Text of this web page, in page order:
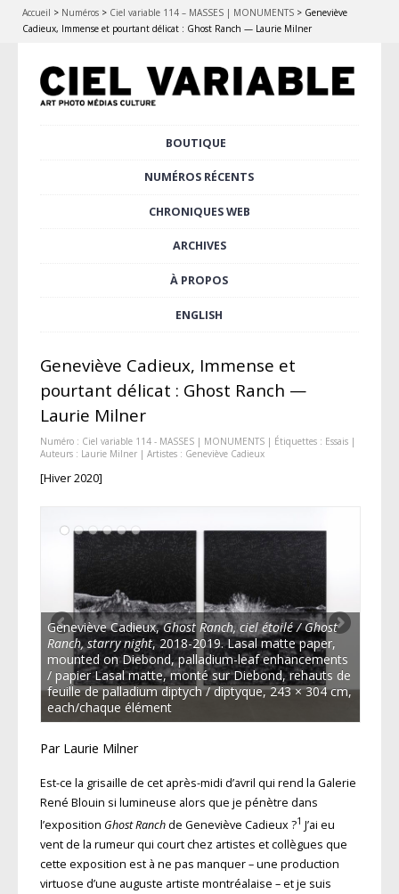
Accueil > Numéros > Ciel variable 114 – MASSES | MONUMENTS > Geneviève
Cadieux, Immense et pourtant délicat : Ghost Ranch — Laurie Milner
BOUTIQUE
NUMÉROS RÉCENTS
CHRONIQUES WEB
ARCHIVES
À PROPOS
ENGLISH
Geneviève Cadieux, Immense et
pourtant délicat : Ghost Ranch —
Laurie Milner
Numéro : Ciel variable 114 - MASSES | MONUMENTS| Étiquettes : Essais|
Auteurs : Laurie Milner| Artistes : Geneviève Cadieux
[Hiver 2020]
Geneviève Cadieux,Ghost Ranch, ciel étoilé / Ghost
Ranch, starry night, 2018-2019. Lasal matte paper,
mounted on Diebond, palladium-leaf enhancements
/ papier Lasal matte, monté sur Diebond, rehauts de
feuille de palladium diptych / diptyque, 243 × 304 cm,
each/chaque élément
Par Laurie Milner
Est-ce la grisaille de cet après-midi d’avril qui rend la Galerie
René Blouin si lumineuse alors que je pénètre dans
l’exposition Ghost Ranchde Geneviève Cadieux ?1 J’ai eu
vent de la rumeur qui court chez artistes et collègues que
cette exposition est à ne pas manquer – une production
virtuose d’une auguste artiste montréalaise – et je suis